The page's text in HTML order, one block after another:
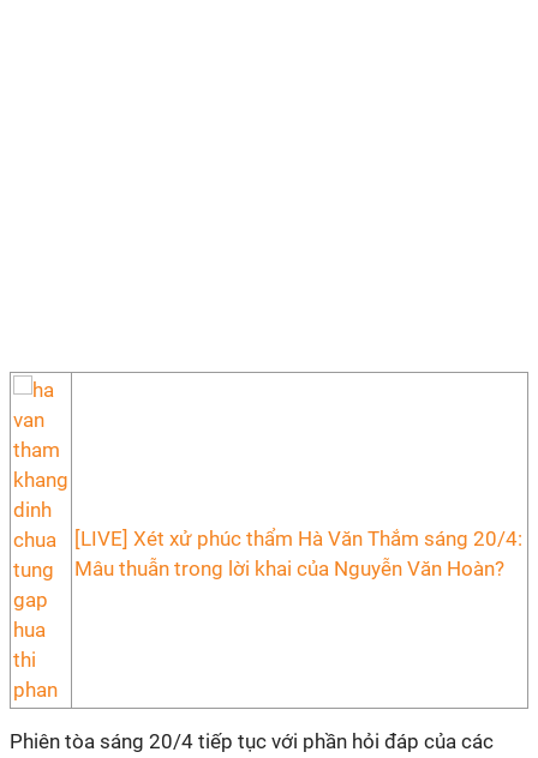
[LIVE] Xét xử phúc thẩm Hà Văn Thắm sáng 20/4:
Mâu thuẫn trong lời khai của Nguyễn Văn Hoàn?
Phiên tòa sáng 20/4 tiếp tục với phần hỏi đáp của các